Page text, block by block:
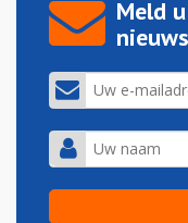
Meld